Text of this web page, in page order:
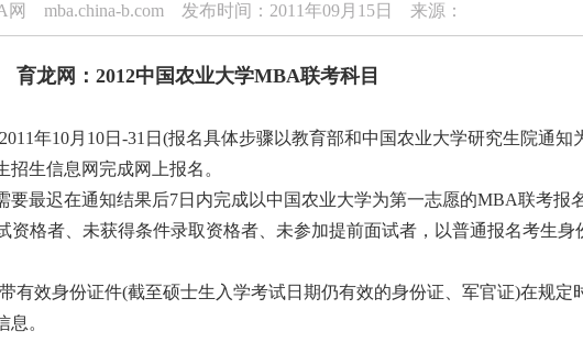
网 mba.china-b.com 发布时间：2011年09月15日 来源：
育龙网：2012中国农业大学MBA联考科目
年10月10日-31日(报名具体步骤以教育部和中国农业大学研究生院通知
招生信息网 完成网上报名。
最迟在通知结果后7日内完成以中国农业大学为第一志愿的MBA联考报名
格者、未获得条件录取资格者、未参加提前面试者，以普通报名考生身
有效身份证件(截至硕士生入学考试日期仍有效的身份证、军官证)在规定
。